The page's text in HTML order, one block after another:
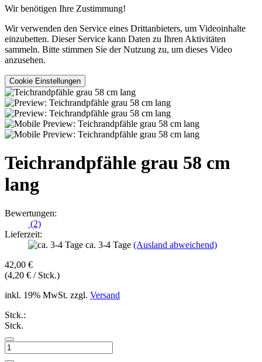
Wir benötigen Ihre Zustimmung!
Wir verwenden den Service eines Drittanbieters, um Videoinhalte
einzubetten. Dieser Service kann Daten zu Ihren Aktivitäten
sammeln. Bitte stimmen Sie der Nutzung zu, um dieses Video
anzusehen.
Cookie Einstellungen
Teichrandpfähle grau 58 cm
lang
Bewertungen:
(2)
Lieferzeit:
ca. 3-4 Tage (Ausland abweichend)
42,00 €
(4,20 € / Stck.)
inkl. 19% MwSt. zzgl. Versand
Stck.:
Stck.